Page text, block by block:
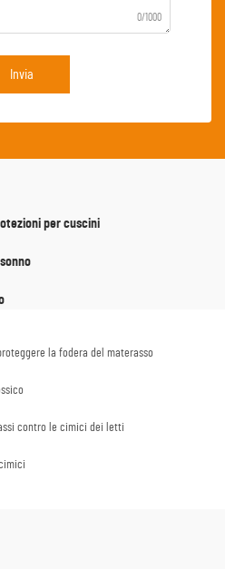
0/1000
Invia
per cuscini
la fodera del materasso
contro le cimici dei letti